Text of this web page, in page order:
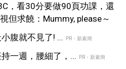
，看30分要做90頁功課，還
但求饒：Mummy, please～
腹就不見了! ...
PR・新素簡
一週，腰細了，... PR・新素簡